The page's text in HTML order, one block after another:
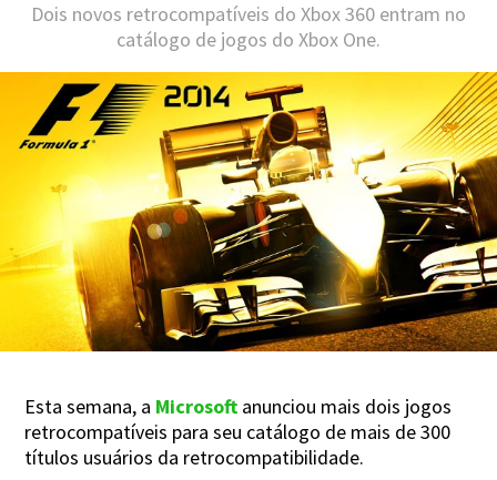
Dois novos retrocompatíveis do Xbox 360 entram no
catálogo de jogos do Xbox One.
Esta semana, a Microsoft anunciou mais dois jogos
retrocompatíveis para seu catálogo de mais de 300
títulos usuários da retrocompatibilidade.